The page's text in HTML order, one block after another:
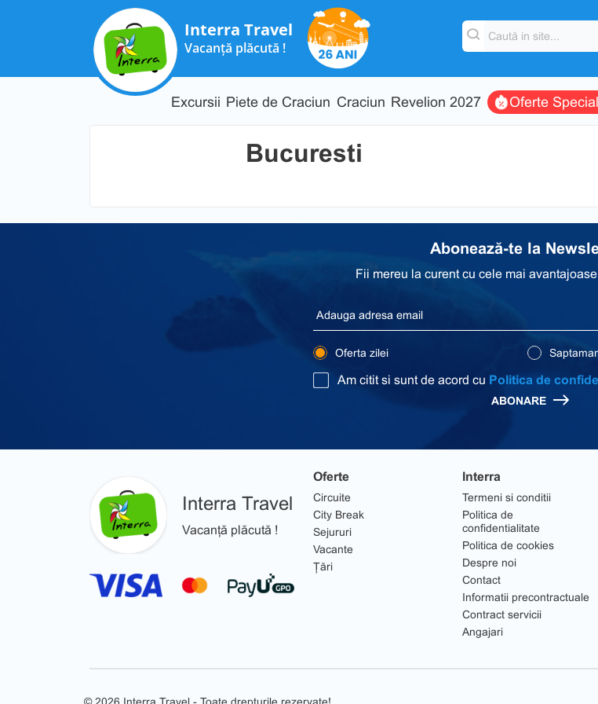
Interra Travel
Vacanță plăcută !
Excursii Piete de Craciun Craciun Revelion 2027 Oferte
Bucuresti
Abonează-te la
Fii mereu la curent cu cele mai
Oferta zilei
Am citit si sunt de acord cu Politica de
ABONARE
Interra Travel
Vacanță plăcută !
Oferte
Circuite
City Break
Sejururi
Vacante
Țări
Interra
Termeni si conditii
Politica de
confidentialitate
Politica de cookies
Despre noi
Contact
Informatii precontractuale
Contract servicii
Angajari